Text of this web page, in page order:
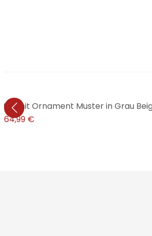
mit Ornament Muster in Grau
64,99 €